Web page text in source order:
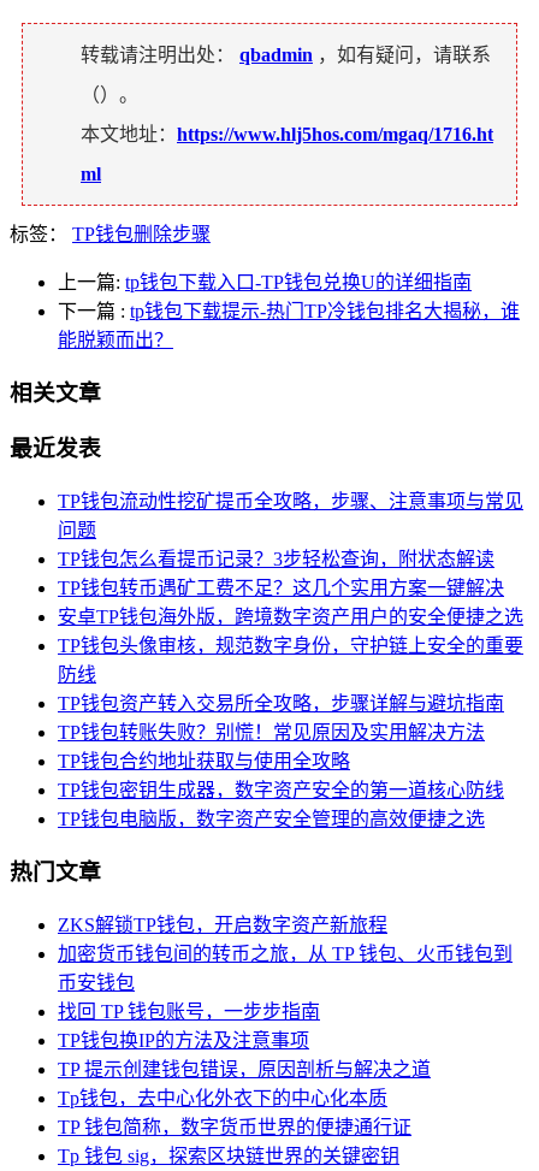
转载请注明出处： qbadmin ，如有疑问，请联系
（）。
本文地址： https://www.hlj5hos.com/mgaq/1716.ht
ml
标签： TP钱包删除步骤
上一篇: tp钱包下载入口-TP钱包兑换U的详细指南
下一篇 : tp钱包下载提示-热门TP冷钱包排名大揭秘，谁
能脱颖而出？
相关文章
最近发表
TP钱包流动性挖矿提币全攻略，步骤、注意事项与常见
问题
TP钱包怎么看提币记录？3步轻松查询，附状态解读
TP钱包转币遇矿工费不足？这几个实用方案一键解决
安卓TP钱包海外版，跨境数字资产用户的安全便捷之选
TP钱包头像审核，规范数字身份，守护链上安全的重要
防线
TP钱包资产转入交易所全攻略，步骤详解与避坑指南
TP钱包转账失败？别慌！常见原因及实用解决方法
TP钱包合约地址获取与使用全攻略
TP钱包密钥生成器，数字资产安全的第一道核心防线
TP钱包电脑版，数字资产安全管理的高效便捷之选
热门文章
ZKS解锁TP钱包，开启数字资产新旅程
加密货币钱包间的转币之旅，从 TP 钱包、火币钱包到
币安钱包
找回 TP 钱包账号，一步步指南
TP钱包换IP的方法及注意事项
TP 提示创建钱包错误，原因剖析与解决之道
Tp钱包，去中心化外衣下的中心化本质
TP 钱包简称，数字货币世界的便捷通行证
Tp 钱包 sig，探索区块链世界的关键密钥